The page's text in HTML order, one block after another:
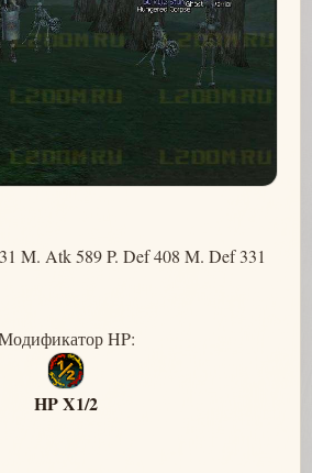
M. Atk 589 P. Def 408 M. Def 331
HP:
HP X1/2